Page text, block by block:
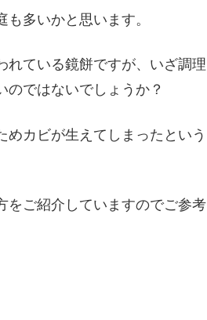
多いかと思います。
れている鏡餅ですが、いざ調理
のではないでしょうか？
めカビが生えてしまったという
をご紹介していますのでご参考